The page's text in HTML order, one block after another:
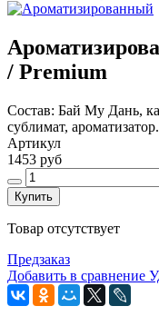
/ Premium
Состав: Бай Му Дань,
сублимат, ароматизатор.
Артикул
1453 руб
Купить
Товар отсутствует
Предзаказ
Добавить в сравнение